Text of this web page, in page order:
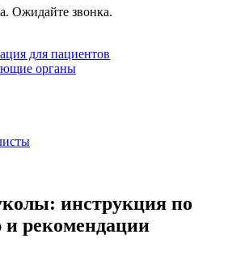
Ожидайте звонка.
для пациентов
органы
инструкция по
рекомендации